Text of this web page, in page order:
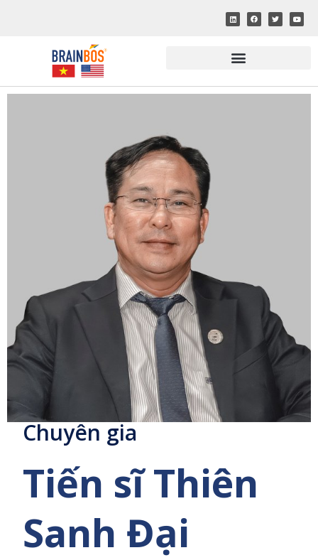
Chuyên gia
Tiến sĩ Thiên
Sanh Đại